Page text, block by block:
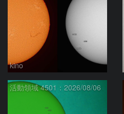
kino
活動領域 4501：2026/08/06